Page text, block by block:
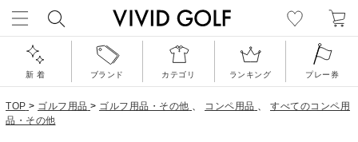
新 着 ブランド カテゴリ ランキング プレー券
TOP > ゴルフ用品 > ゴルフ用品・その他 、 コンペ用品 、 すべてのコンペ用
品・その他